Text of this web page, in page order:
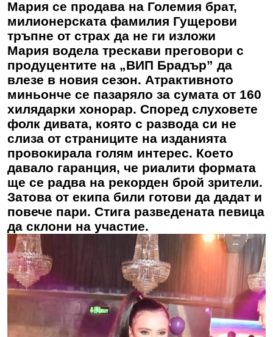
Мария се продава на Големия брат,
милионерската фамилия Гущерови
тръпне от страх да не ги изложи
Мария водела трескави преговори с
продуцентите на „ВИП Брадър” да
влезе в новия сезон. Атрактивното
миньонче се пазаряло за сумата от 160
хилядарки хонорар. Според слуховете
фолк дивата, която с развода си не
слиза от страниците на изданията
провокирала голям интерес. Което
давало гаранция, че риалити формата
ще се радва на рекорден брой зрители.
Затова от екипа били готови да дадат и
повече пари. Стига разведената певица
да склони на участие.